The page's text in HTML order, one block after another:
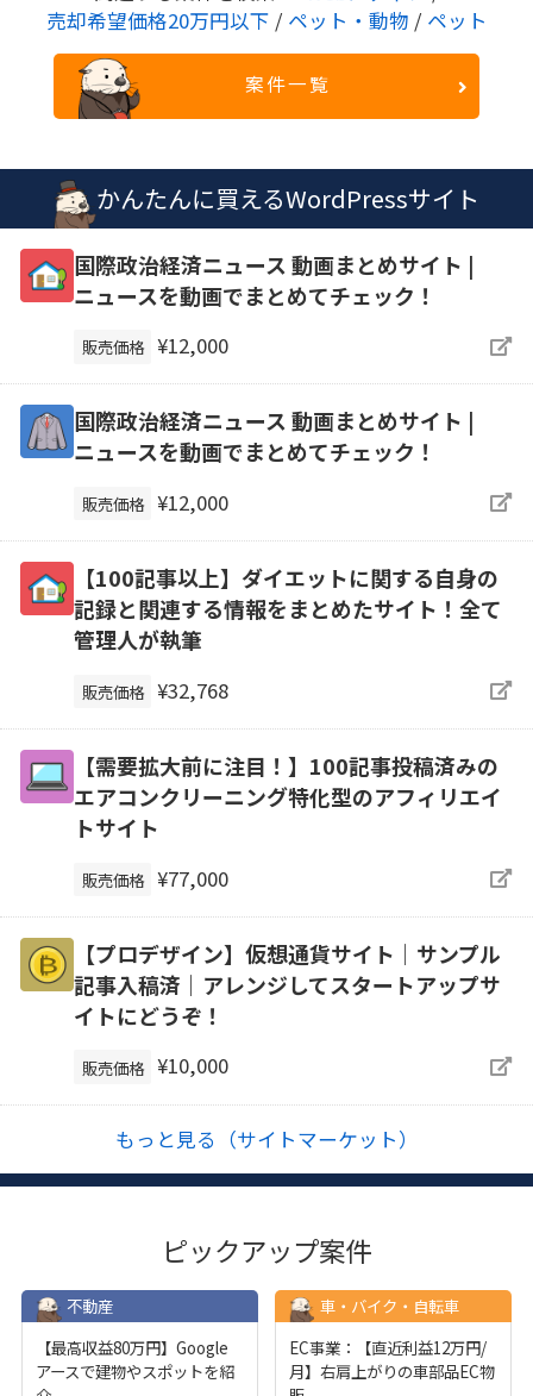
売却希望価格20万円以下 / ペット・動物 / ペット
案件一覧
かんたんに買えるWordPressサイト
国際政治経済ニュース 動画まとめサイト |
ニュースを動画でまとめてチェック！
販売価格 ¥12,000
国際政治経済ニュース 動画まとめサイト |
ニュースを動画でまとめてチェック！
販売価格 ¥12,000
【100記事以上】ダイエットに関する自身の
記録と関連する情報をまとめたサイト！全て
管理人が執筆
販売価格 ¥32,768
【需要拡大前に注目！】100記事投稿済みの
エアコンクリーニング特化型のアフィリエイ
トサイト
販売価格 ¥77,000
【プロデザイン】仮想通貨サイト｜サンプル
記事入稿済｜アレンジしてスタートアップサ
イトにどうぞ！
販売価格 ¥10,000
もっと見る（サイトマーケット）
ピックアップ案件
不動産
【最高収益80万円】Google
アースで建物やスポットを紹
車・バイク・自転車
EC事業：【直近利益12万円/
月】右肩上がりの車部品EC物